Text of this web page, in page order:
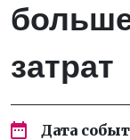
затрат
Дата